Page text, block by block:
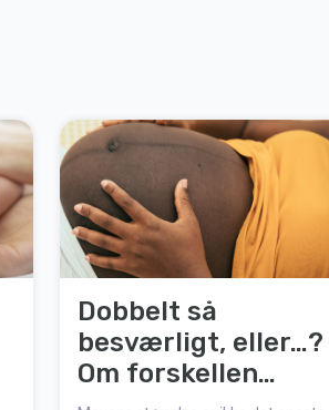
Dobbelt så
besværligt, eller…?
Om forskellen